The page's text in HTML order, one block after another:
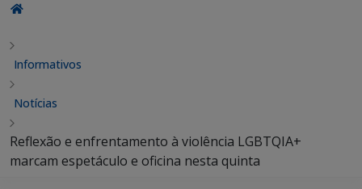
Informativos
Notícias
Reflexão e enfrentamento à violência LGBTQIA+
marcam espetáculo e oficina nesta quinta